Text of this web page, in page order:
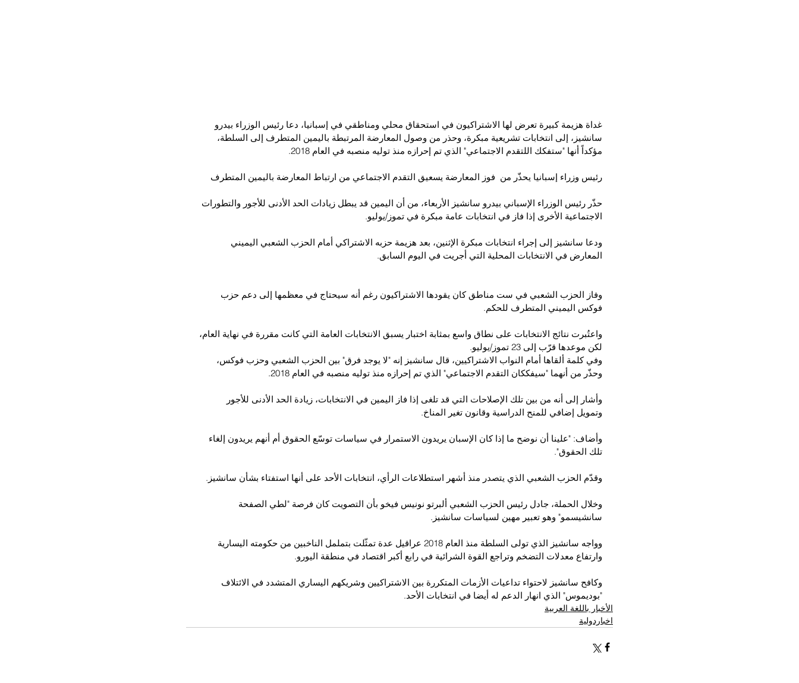
غداة هزيمة كبيرة تعرض لها الاشتراكيون في استحقاق محلي ومناطقي في إسبانيا، دعا رئيس الوزراء بيدرو
سانشيز، إلى انتخابات تشريعية مبكرة، وحذر من وصول المعارضة المرتبطة باليمين المتطرف إلى السلطة،
مؤكداً أنها "ستفكك اللتقدم الاجتماعي" الذي تم إحرازه منذ توليه منصبه في العام 2018.
رئيس وزراء إسبانيا يحذّر من  فوز المعارضة يسعيق التقدم الاجتماعي من ارتباط المعارضة باليمين المتطرف
حذّر رئيس الوزراء الإسباني بيدرو سانشيز الأربعاء، من أن اليمين قد يبطل زيادات الحد الأدنى للأجور والتطورات
الاجتماعية الأخرى إذا فاز في انتخابات عامة مبكرة في تموز/يوليو.
ودعا سانشيز إلى إجراء انتخابات مبكرة الإثنين، بعد هزيمة حزبه الاشتراكي أمام الحزب الشعبي اليميني
المعارض في الانتخابات المحلية التي أجريت في اليوم السابق.
وفاز الحزب الشعبي في ست مناطق كان يقودها الاشتراكيون رغم أنه سيحتاج في معظمها إلى دعم حزب
فوكس اليميني المتطرف للحكم.
واعتُبرت نتائج الانتخابات على نطاق واسع بمثابة اختبار يسبق الانتخابات العامة التي كانت مقررة في نهاية العام،
لكن موعدها قرّب إلى 23 تموز/يوليو.
وفي كلمة ألقاها أمام النواب الاشتراكيين، قال سانشيز إنه "لا يوجد فرق" بين الحزب الشعبي وحزب فوكس،
وحذّر من أنهما "سيفككان التقدم الاجتماعي" الذي تم إحرازه منذ توليه منصبه في العام 2018.
وأشار إلى أنه من بين تلك الإصلاحات التي قد تلغى إذا فاز اليمين في الانتخابات، زيادة الحد الأدنى للأجور
وتمويل إضافي للمنح الدراسية وقانون تغير المناخ.
وأضاف: "علينا أن نوضح ما إذا كان الإسبان يريدون الاستمرار في سياسات توسّع الحقوق أم أنهم يريدون إلغاء
تلك الحقوق".
وقدّم الحزب الشعبي الذي يتصدر منذ أشهر استطلاعات الرأي، انتخابات الأحد على أنها استفتاء بشأن سانشيز.
وخلال الحملة، جادل رئيس الحزب الشعبي ألبرتو نونيس فيخو بأن التصويت كان فرصة "لطي الصفحة
سانشيسمو" وهو تعبير مهين لسياسات سانشيز.
وواجه سانشيز الذي تولى السلطة منذ العام 2018 عراقيل عدة تمثّلت بتململ الناخبين من حكومته اليسارية
وارتفاع معدلات التضخم وتراجع القوة الشرائية في رابع أكبر اقتصاد في منطقة اليورو.
وكافح سانشيز لاحتواء تداعيات الأزمات المتكررة بين الاشتراكيين وشريكهم اليساري المتشدد في الائتلاف
"بوديموس" الذي انهار الدعم له أيضا في انتخابات الأحد.
الأخبار باللغة العربية
اخباردولية